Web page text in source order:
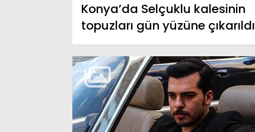
Konya’da Selçuklu kalesinin
topuzları gün yüzüne çıkarıldı